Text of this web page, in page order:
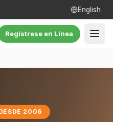
English
Regístrese en Línea
2006